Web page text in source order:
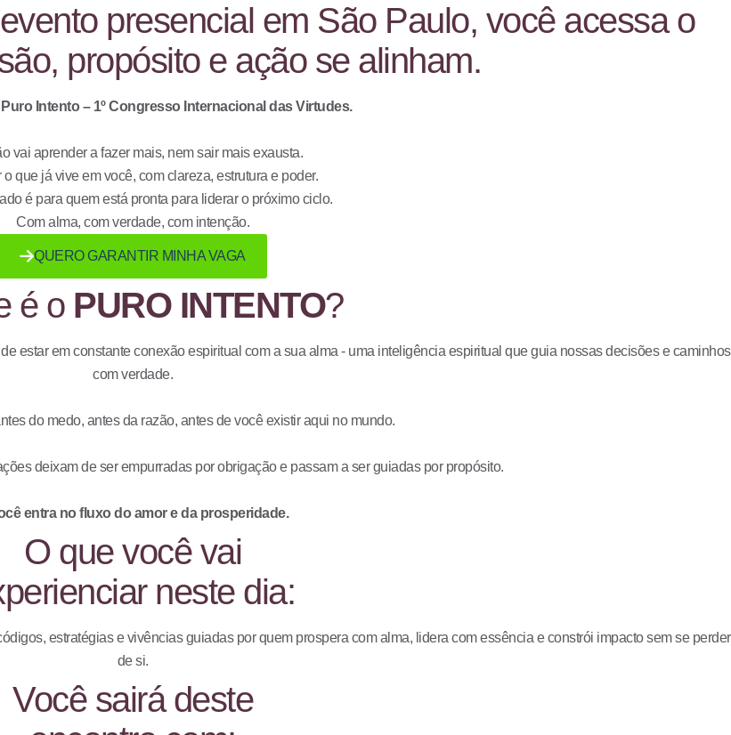
presencial em São Paulo, você acessa o
propósito e ação se alinham.
Intento – 1º Congresso Internacional das Virtudes.
vai aprender a fazer mais, nem sair mais exausta.
o que já vive em você, com clareza, estrutura e poder.
é para quem está pronta para liderar o próximo ciclo.
Com alma, com verdade, com intenção.
QUERO GARANTIR MINHA VAGA
é o PURO INTENTO?
estar em constante conexão espiritual com a sua alma - uma inteligência espiritual que guia nossas decisões e caminhos
com verdade.
do medo, antes da razão, antes de você existir aqui no mundo.
deixam de ser empurradas por obrigação e passam a ser guiadas por propósito.
entra no fluxo do amor e da prosperidade.
O que você vai
neste dia:
estratégias e vivências guiadas por quem prospera com alma, lidera com essência e constrói impacto sem se perder
de si.
Você sairá deste